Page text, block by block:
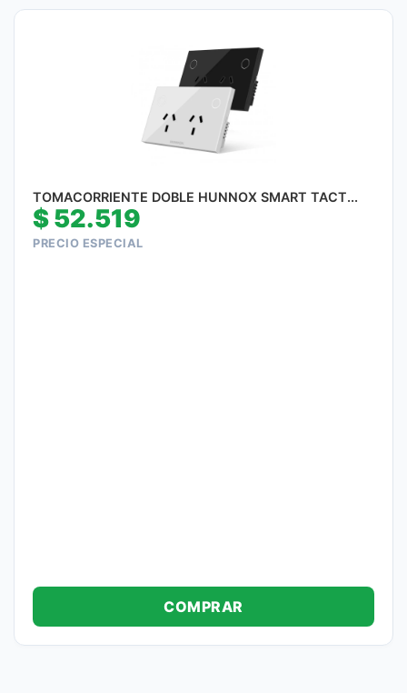
TOMACORRIENTE DOBLE HUNNOX SMART TACT...
$52.519
PRECIO ESPECIAL
COMPRAR